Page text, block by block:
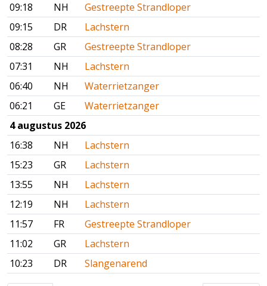
09:18
NH
Gestreepte Strandloper
09:15
DR
Lachstern
08:28
GR
Gestreepte Strandloper
07:31
NH
Lachstern
06:40
NH
Waterrietzanger
06:21
GE
Waterrietzanger
4 augustus 2026
16:38
NH
Lachstern
15:23
GR
Lachstern
13:55
NH
Lachstern
12:19
NH
Lachstern
11:57
FR
Gestreepte Strandloper
11:02
GR
Lachstern
10:23
DR Slangenarend